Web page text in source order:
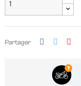
Partager